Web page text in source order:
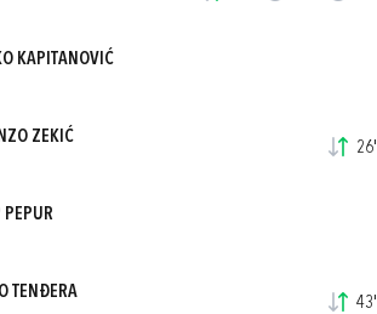
KAPITANOVIĆ
ZEKIĆ
26'
PEPUR
TENĐERA
43'